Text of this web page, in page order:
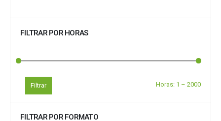
FILTRAR POR HORAS
Filtrar Horas: 1 – 2000
FILTRAR POR FORMATO